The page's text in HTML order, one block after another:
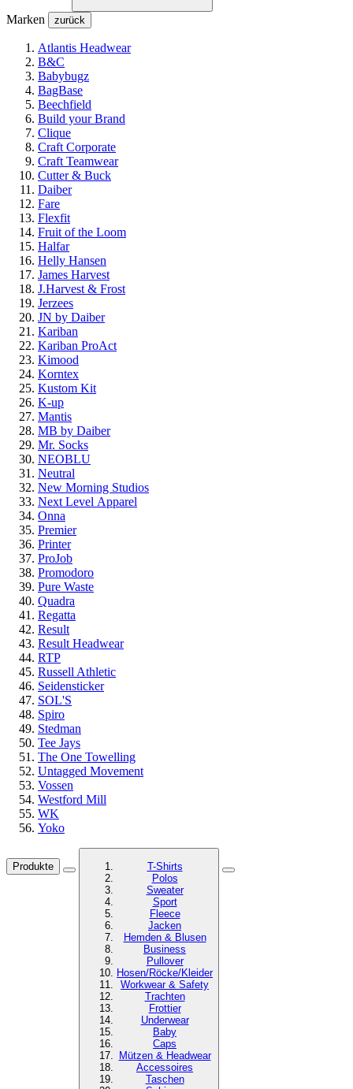
Marken zurück
Atlantis Headwear
B&C
Babybugz
BagBase
Beechfield
Build your Brand
Clique
Craft Corporate
Craft Teamwear
Cutter & Buck
Daiber
Fare
Flexfit
Fruit of the Loom
Halfar
Helly Hansen
James Harvest
J.Harvest & Frost
Jerzees
JN by Daiber
Kariban
Kariban ProAct
Kimood
Korntex
Kustom Kit
K-up
Mantis
MB by Daiber
Mr. Socks
NEOBLU
Neutral
New Morning Studios
Next Level Apparel
Onna
Premier
Printer
ProJob
Promodoro
Pure Waste
Quadra
Regatta
Result
Result Headwear
RTP
Russell Athletic
Seidensticker
SOL'S
Spiro
Stedman
Tee Jays
The One Towelling
Untagged Movement
Vossen
Westford Mill
WK
Yoko
Produkte
T-Shirts
Polos
Sweater
Sport
Fleece
Jacken
Hemden & Blusen
Business
Pullover
Hosen/Röcke/Kleider
Workwear & Safety
Trachten
Frottier
Underwear
Baby
Caps
Mützen & Headwear
Accessoires
Taschen